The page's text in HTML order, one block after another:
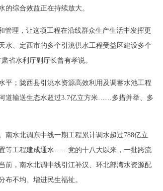
的综合效益正在持续放大。
管理，让这项工程在沿线群众生产生活中发挥更
水、定西市的多个引洮供水工程受益区建设多个
省水利厅副厅长曾有孝说。
平；陇西县引洮水资源高效利用及调蓄水池工程
道输送生态水超过3.7亿立方米……多措并举、多
南水北调东中线一期工程累计调水超过788亿立
等工程建成通水……党的十八大以来，一批跨流
前，南水北调中线引江补汉、环北部湾水资源配
布不均、增进民生福祉。